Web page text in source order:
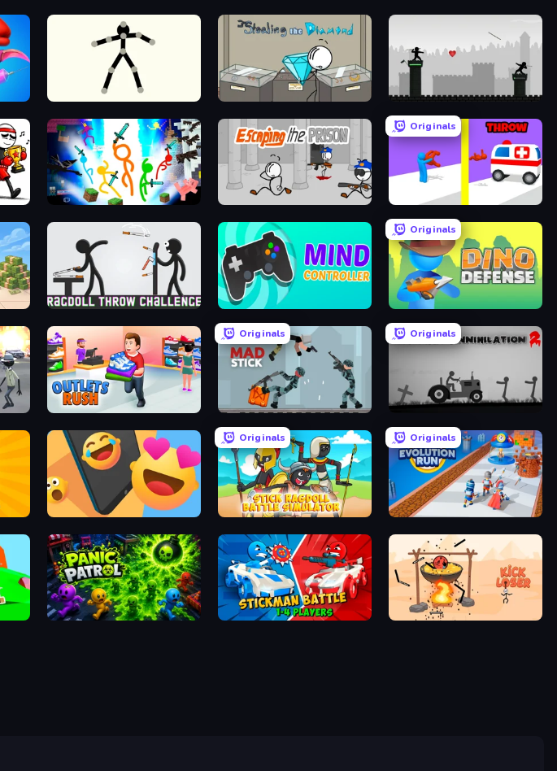
Stick Animator Stealing the Diamond Javelin Fighting
Stickman Epic
Originals
Rescue Throw
Ragdoll Throw Challenge Mind Controller
Originals
Dino Defense
Amazing Crime Strange Stickman Outlets Rush
Originals
Mad Stick
Originals
Stickman Annihilation 2
Reply Run
Originals
Stick Ragdoll Battle Simulator
Originals
Age Evolution Run
Panic Patrol Stickman battle 1-4 Players Kick Loser